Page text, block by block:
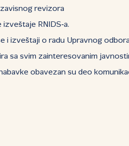
revizora
RNIDS‑a.
i izveštaji o radu Upravnog
sa svim zainteresovanim
obavezan su deo